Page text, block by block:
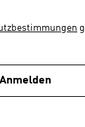
Anmelden